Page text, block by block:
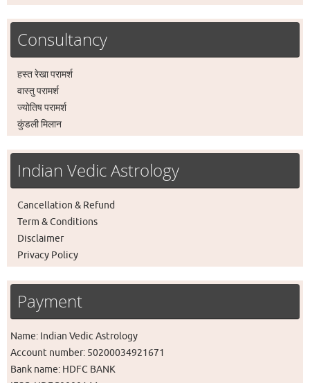
Consultancy
हस्त रेखा परामर्श
वास्तु परामर्श
ज्योतिष परामर्श
कुंडली मिलान
Indian Vedic Astrology
Cancellation & Refund
Term & Conditions
Disclaimer
Privacy Policy
Payment
Name: Indian Vedic Astrology
Account number: 50200034921671
Bank name: HDFC BANK